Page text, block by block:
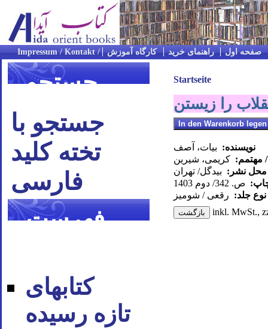
صفحه اول راهنمای خرید کارگاه آموزش
جستجو
جستجو با
تخته کلید
فارسی
فهرست
کتابهای
تازه رسیده
Startseite
را زیستن
نویسنده: بیات، آصف
مهتمم: کریمی، شیرین
محل نشر: بیدگل/ تهران
ص. 342/ دوم 1403
جلد: رقعی / شومیز
inkl. MwSt.,